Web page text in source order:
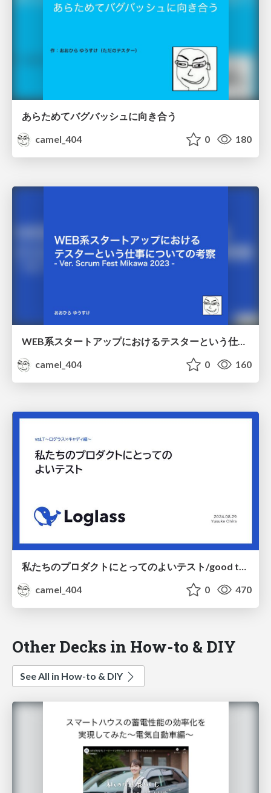
あらためてバグバッシュに向き合う
camel_404
0 180
WEB系スタートアップにおけるテスターという仕事についての考察
camel_404
0 160
私たちのプロダクトにとってのよいテスト/good test for our products
camel_404
0 470
Other Decks in How-to & DIY
See All in How-to & DIY